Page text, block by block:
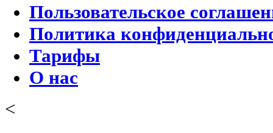
Пользовательское
Политика
Тарифы
О нас
<